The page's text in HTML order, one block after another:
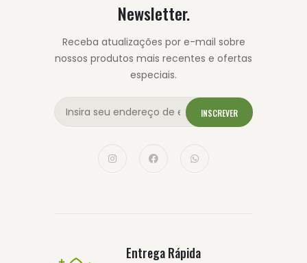
Newsletter.
Receba atualizações por e-mail sobre
nossos produtos mais recentes e ofertas
especiais.
INSCREVER
Entrega Rápida